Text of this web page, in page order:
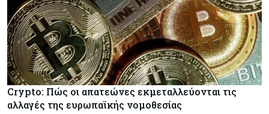
Crypto: Πώς οι απατεώνες εκμεταλλεύονται τις
αλλαγές της ευρωπαϊκής νομοθεσίας